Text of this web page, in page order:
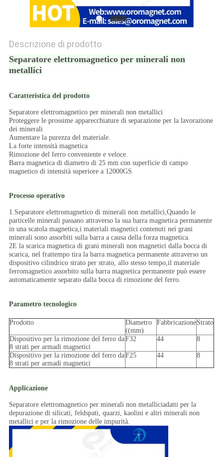
Descrizione di prodotto
Separatore elettromagnetico per minerali non
metallici
Caratteristica del prodotto
Separatore elettromagnetico per minerali non metallici
Proteggere le prossime apparecchiature di separazione per la lavorazione
dei minerali
Aumentare la purezza del materiale.
La forte intensità magnetica
Rimozione del ferro conveniente e veloce.
Barra magnetica di diametro di 25 mm con superficie di campo
magnetico di intensità superiore a 12000GS
Processo operativo
1.Separatore elettromagnetico di minerali non metallici,Quando le
particelle minerali passano attraverso la sua barra magnetica permanente
in una scatola magnetica,i materiali magnetici contenuti nei grani
minerali sono assorbiti sulla barra a causa della forza magnetica.
2E la scarica magnetica di grani minerali non magnetici dalla bocca di
scarica, nel frattempo tira la barra magnetica permanente attraverso un
dispositivo cilindrico strato per strato, allo stesso tempo,il materiale
ferromagnetico assorbito sulla barra magnetica permanente può essere
automaticamente separato dalla bocca di rimozione del ferro.
Parametro tecnologico
Prodotto
Diametro
((mm)
FabbricazioneStrato
Dispositivo per la rimozione del ferro da
8 strati per armadi magnetici
F32 44 8
Dispositivo per la rimozione del ferro da
8 strati per armadi magnetici
F25 44 8
Applicazione
Separatore elettromagnetico per minerali non metalliciadatti per la
depurazione di silicati, feldspati, quarzi, kaolini e altri minerali non
metallici e per la rimozione delle impurità.